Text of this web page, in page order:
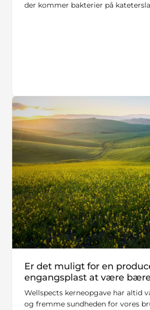
der kommer bakterier på
Er det muligt for en
engangsplast at være
Wellspects kerneopgave har altid
og fremme sundheden for vores